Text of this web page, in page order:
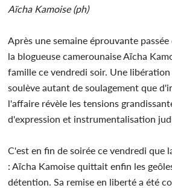
Aïcha Kamoise (ph)
Après une semaine éprouvante
la blogueuse camerounaise Aïcha
famille ce vendredi soir. Une
soulève autant de soulagement que
l'affaire révèle les tensions
d'expression et instrumentalisation
C'est en fin de soirée ce vendredi que
: Aïcha Kamoise quittait enfin les
détention. Sa remise en liberté a été